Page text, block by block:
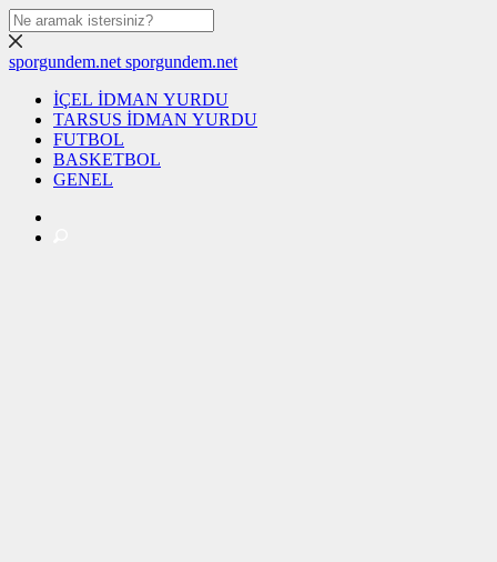
sporgundem.net sporgundem.net
İÇEL İDMAN YURDU
TARSUS İDMAN YURDU
FUTBOL
BASKETBOL
GENEL